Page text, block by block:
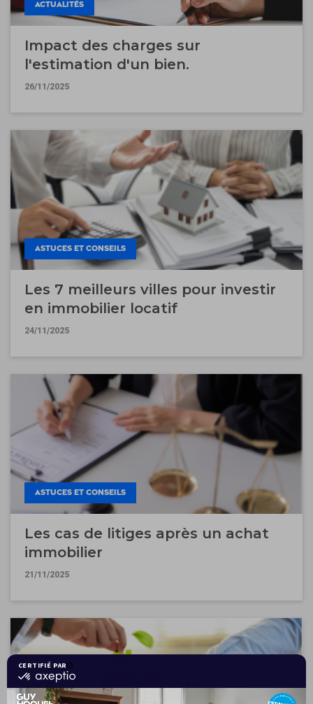
ACTUALITÉS
Impact des charges sur
l'estimation d'un bien.
26/11/2025
ASTUCES ET CONSEILS
Les 7 meilleurs villes pour investir
en immobilier locatif
24/11/2025
ASTUCES ET CONSEILS
Les cas de litiges après un achat
immobilier
21/11/2025